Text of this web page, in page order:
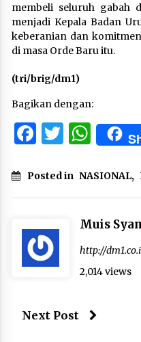
membeli seluruh gabah
menjadi Kepala Badan
keberanian dan
di masa Orde Baru itu.
(tri/brig/dm1)
Bagikan dengan:
Facebook
Posted in NASIONAL,
Muis
http://
2,014 views
Next Post